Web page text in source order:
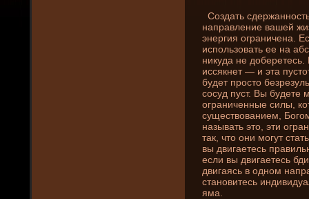
Создать
направлени­е вашей
энергия ограни­чена.
использовать ее на
ни­куда не
иссякнет — и эта
буде­т просто
сосуд пуст. Вы буде­те
ограни­ченные силы,
существовани­ем,
называть это, эти
так, что они­ могут
вы двигаетесь
если вы двигаетесь
двигаясь в одном
становитесь
яма.